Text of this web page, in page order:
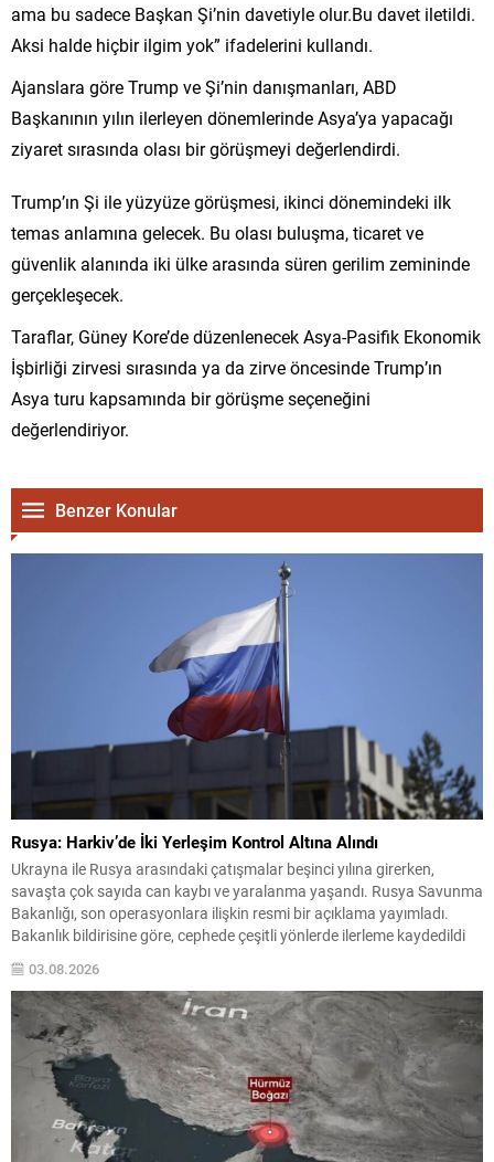
ama bu sadece Başkan Şi’nin davetiyle olur.Bu davet iletildi.
Aksi halde hiçbir ilgim yok” ifadelerini kullandı.
Ajanslara göre Trump ve Şi’nin danışmanları, ABD
Başkanının yılın ilerleyen dönemlerinde Asya’ya yapacağı
ziyaret sırasında olası bir görüşmeyi değerlendirdi.
Trump’ın Şi ile yüzyüze görüşmesi, ikinci dönemindeki ilk
temas anlamına gelecek. Bu olası buluşma, ticaret ve
güvenlik alanında iki ülke arasında süren gerilim zemininde
gerçekleşecek.
Taraflar, Güney Kore’de düzenlenecek Asya-Pasifik Ekonomik
İşbirliği zirvesi sırasında ya da zirve öncesinde Trump’ın
Asya turu kapsamında bir görüşme seçeneğini
değerlendiriyor.
Benzer Konular
Rusya: Harkiv’de İki Yerleşim Kontrol Altına Alındı
Ukrayna ile Rusya arasındaki çatışmalar beşinci yılına girerken,
savaşta çok sayıda can kaybı ve yaralanma yaşandı. Rusya Savunma
Bakanlığı, son operasyonlara ilişkin resmi bir açıklama yayımladı.
Bakanlık bildirisine göre, cephede çeşitli yönlerde ilerleme kaydedildi
noktalar arasında gösterildi. Operasyonlarda Ele Geçirilen
Yerleşimler...
03.08.2026